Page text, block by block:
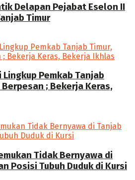
Delapan Pejabat Eselon II
Timur
Pemkab Tanjab
; Bekerja Keras,
Tidak Bernyawa di
Posisi Tubuh Duduk di Kursi